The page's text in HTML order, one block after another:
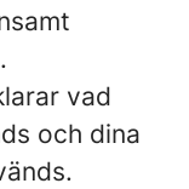
vad
och dina